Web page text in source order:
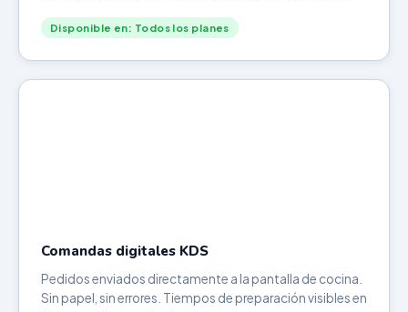
Disponible en: Todos los planes
Comandas digitales KDS
Pedidos enviados directamente a la pantalla de cocina.
Sin papel, sin errores. Tiempos de preparación visibles en